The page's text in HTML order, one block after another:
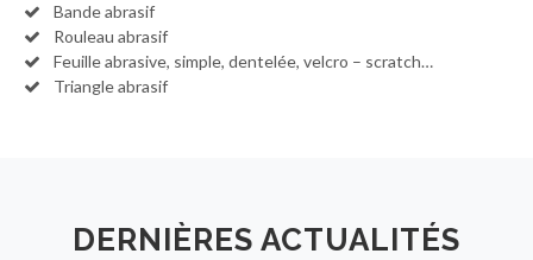
Bande abrasif
Rouleau abrasif
Feuille abrasive, simple, dentelée, velcro – scratch…
Triangle abrasif
DERNIÈRES ACTUALITÉS